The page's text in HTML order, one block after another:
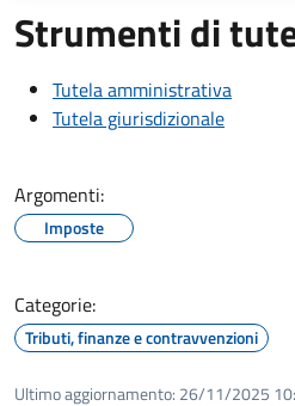
Strumenti di
Tutela amministrativa
Tutela giurisdizionale
Argomenti:
Imposte
Categorie:
Tributi, finanze e contravvenzioni
Ultimo aggiornamento: 26/11/2025